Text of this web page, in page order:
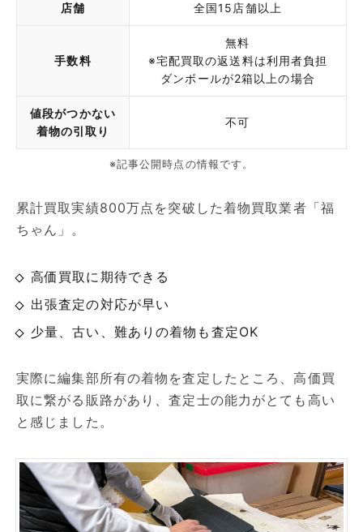
店舗 全国15店舗以上
手数料
無料
※宅配買取の返送料は利用者負担
ダンボールが2箱以上の場合
値段がつかない
着物の引取り
不可
※記事公開時点の情報です。
累計買取実績800万点を突破した着物買取業者「福
ちゃん」。
高価買取に期待できる
出張査定の対応が早い
少量、古い、難ありの着物も査定OK
実際に編集部所有の着物を査定したところ、高価買
取に繋がる販路があり、査定士の能力がとても高い
と感じました。